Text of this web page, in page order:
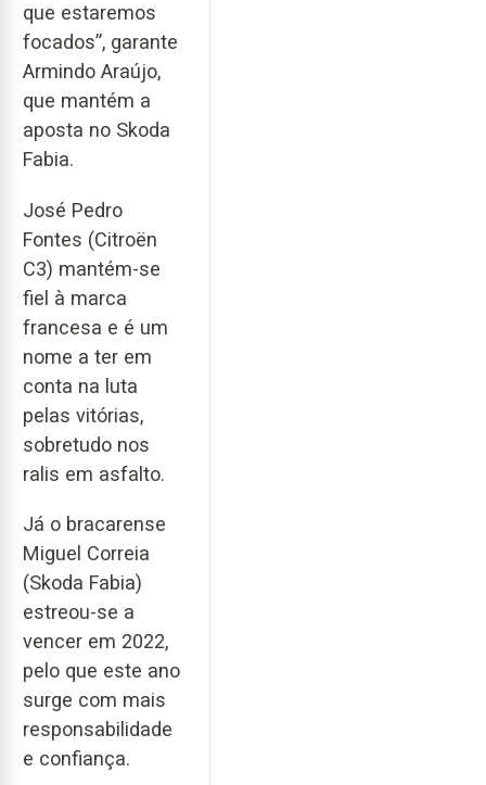
que estaremos
focados”, garante
Armindo Araújo,
que mantém a
aposta no Skoda
Fabia.
José Pedro
Fontes (Citroën
C3) mantém-se
fiel à marca
francesa e é um
nome a ter em
conta na luta
pelas vitórias,
sobretudo nos
ralis em asfalto.
Já o bracarense
Miguel Correia
(Skoda Fabia)
estreou-se a
vencer em 2022,
pelo que este ano
surge com mais
responsabilidade
e confiança.